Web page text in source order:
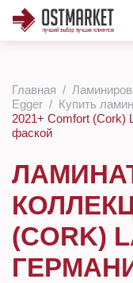
Главная
Egger
Купить
2021+ Comfort (Cork)
фаской
(CORK)